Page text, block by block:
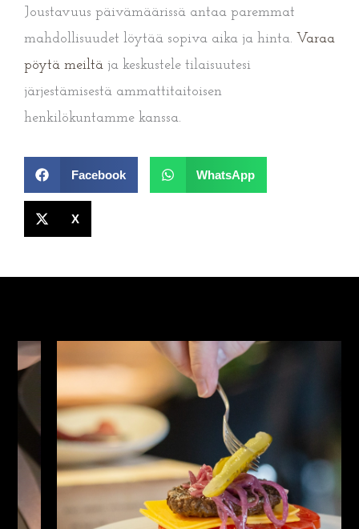
Joustavuus päivämäärissä antaa paremmat
mahdollisuudet löytää sopiva aika ja hinta. Varaa
pöytä meiltä ja keskustele tilaisuutesi
järjestämisestä ammattitaitoisen
henkilökuntamme kanssa.
Facebook WhatsApp
X